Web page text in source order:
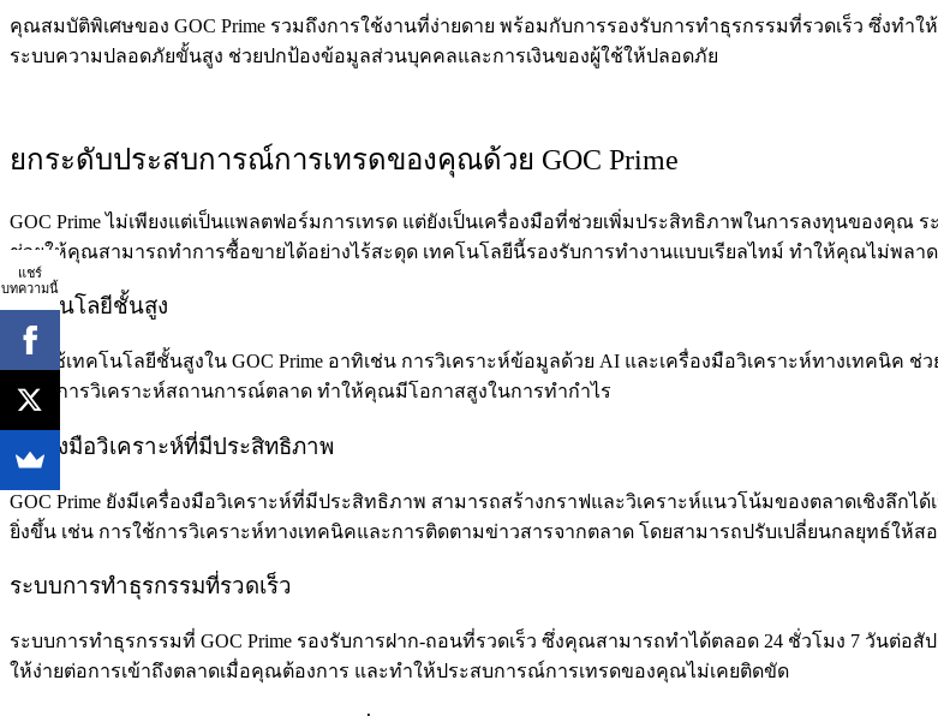
คุณสมบัติพิเศษของ GOC Prime รวมถึงการใช้งานที่ง่ายดาย พร้อมกับการรองรับการทำธุรกรรมที่รวดเร็ว ซึ่งทำใ
ระบบความปลอดภัยขั้นสูง ช่วยปกป้องข้อมูลส่วนบุคคลและการเงินของผู้ใช้ให้ปลอดภัย
ยกระดับประสบการณ์การเทรดของคุณด้วย GOC Prime
GOC Prime ไม่เพียงแต่เป็นแพลตฟอร์มการเทรด แต่ยังเป็นเครื่องมือที่ช่วยเพิ่มประสิทธิภาพในการลงทุนของคุณ
ช่วยให้คุณสามารถทำการซื้อขายได้อย่างไร้สะดุด เทคโนโลยีนี้รองรับการทำงานแบบเรียลไทม์ ทำให้คุณไม่พลา
เทคโนโลยีชั้นสูง
การใช้เทคโนโลยีชั้นสูงใน GOC Prime อาทิเช่น การวิเคราะห์ข้อมูลด้วย AI และเครื่องมือวิเคราะห์ทางเทคนิ
ลึกในการวิเคราะห์สถานการณ์ตลาด ทำให้คุณมีโอกาสสูงในการทำกำไร
เครื่องมือวิเคราะห์ที่มีประสิทธิภาพ
GOC Prime ยังมีเครื่องมือวิเคราะห์ที่มีประสิทธิภาพ สามารถสร้างกราฟและวิเคราะห์แนวโน้มของตลาดเชิงลึ
ยิ่งขึ้น เช่น การใช้การวิเคราะห์ทางเทคนิคและการติดตามข่าวสารจากตลาด โดยสามารถปรับเปลี่ยนกลยุทธ์ให้
ระบบการทำธุรกรรมที่รวดเร็ว
ระบบการทำธุรกรรมที่ GOC Prime รองรับการฝาก-ถอนที่รวดเร็ว ซึ่งคุณสามารถทำได้ตลอด 24 ชั่วโมง 7 วันต่
ให้ง่ายต่อการเข้าถึงตลาดเมื่อคุณต้องการ และทำให้ประสบการณ์การเทรดของคุณไม่เคยติดขัด
แชร์
บทความนี้